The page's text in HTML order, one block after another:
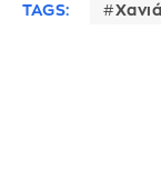
TAGS: Χανιά